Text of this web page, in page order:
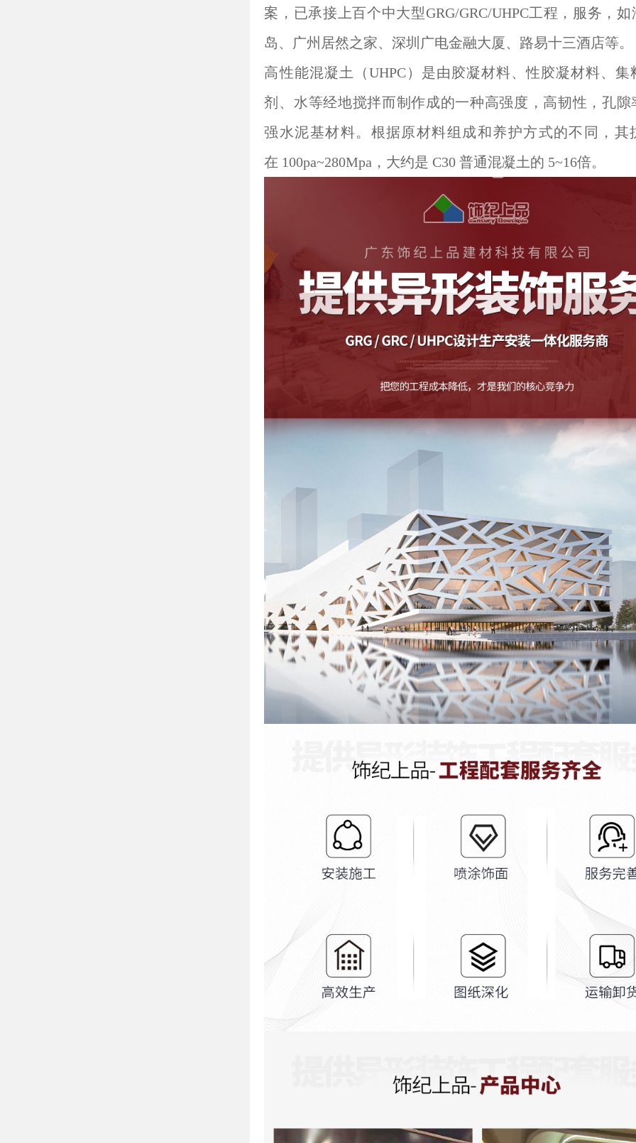
案，已承接上百个中大型GRG/GRC/UHPC工程，服务，
岛、广州居然之家、深圳广电金融大厦、路易十三酒店等。
高性能混凝土（UHPC）是由胶凝材料、性胶凝材料、集
剂、水等经地搅拌而制作成的一种高强度，高韧性，孔隙
强水泥基材料。根据原材料组成和养护方式的不同，其
在 100pa~280Mpa，大约是 C30 普通混凝土的 5~16倍。